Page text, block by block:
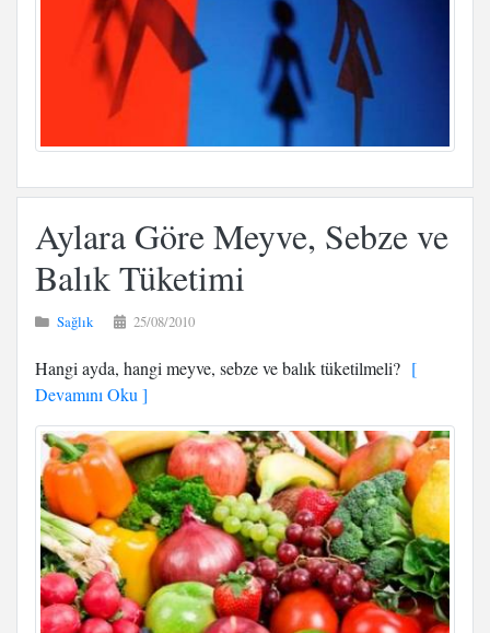
Aylara Göre Meyve, Sebze ve
Balık Tüketimi
Sağlık 25/08/2010
Hangi ayda, hangi meyve, sebze ve balık tüketilmeli? [
Devamını Oku ]